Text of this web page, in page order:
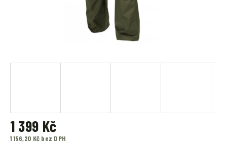
1 399 Kč
1 156,20 Kč bez DPH